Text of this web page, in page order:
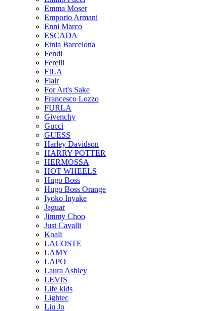
Emma Moser
Emporio Armani
Enni Marco
ESCADA
Etnia Barcelona
Fendi
Ferelli
FILA
Flair
For Art's Sake
Francesco Lozzo
FURLA
Givenchy
Gucci
GUESS
Harley Davidson
HARRY POTTER
HERMOSSA
HOT WHEELS
Hugo Boss
Hugo Boss Orange
Iyoko Inyake
Jaguar
Jimmy Choo
Just Cavalli
Koali
LACOSTE
LAMY
LAPO
Laura Ashley
LEVIS
Life kids
Lightec
Liu Jo